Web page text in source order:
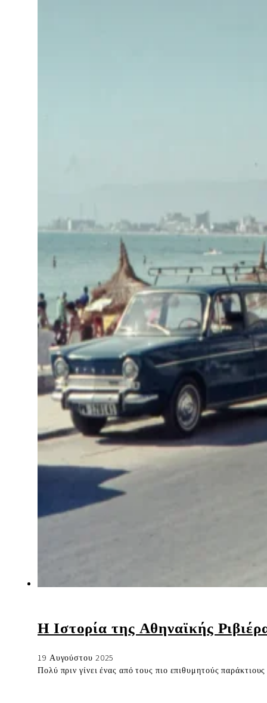
Η Ιστορία της Αθηναϊκής
19 Αυγούστου 2025
Πολύ πριν γίνει ένας από τους πιο επιθυμητούς